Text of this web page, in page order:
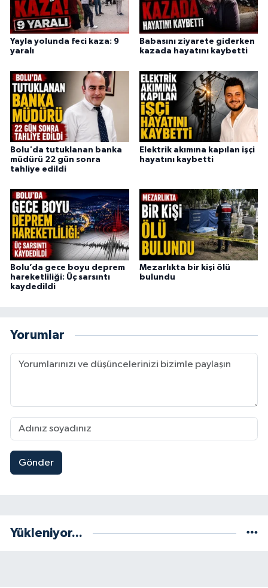
Yayla yolunda feci kaza: 9
yaralı
Babasını ziyarete giderken
kazada hayatını kaybetti
Bolu'da tutuklanan banka
müdürü 22 gün sonra
tahliye edildi
Elektrik akımına kapılan işçi
hayatını kaybetti
Bolu’da gece boyu deprem
hareketliliği: Üç sarsıntı
kaydedildi
Mezarlıkta bir kişi ölü
bulundu
Yorumlar
Gönder
Yükleniyor...